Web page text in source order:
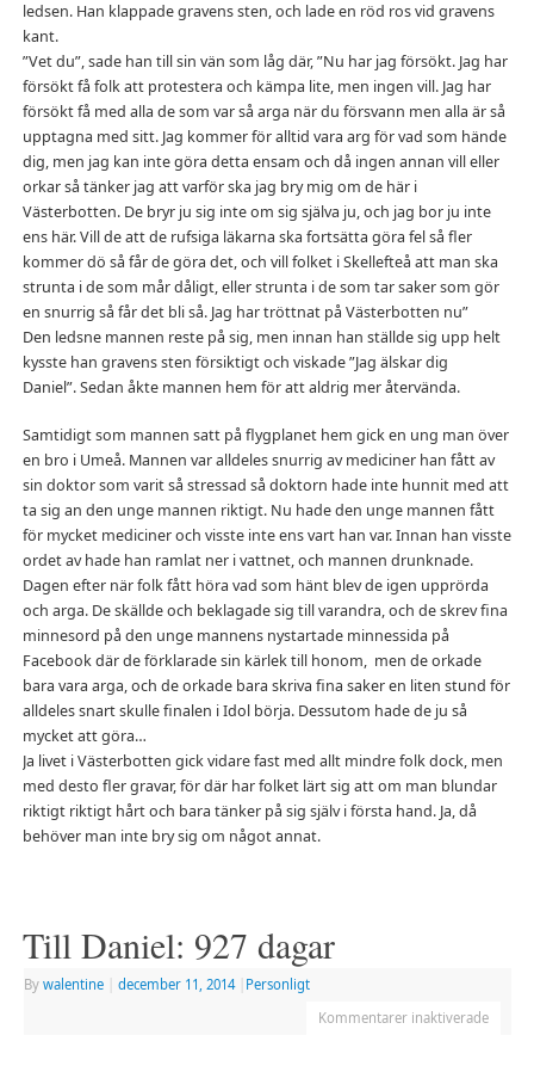
ledsen. Han klappade gravens sten, och lade en röd ros vid gravens
kant.
”Vet du”, sade han till sin vän som låg där, ”Nu har jag försökt. Jag har
försökt få folk att protestera och kämpa lite, men ingen vill. Jag har
försökt få med alla de som var så arga när du försvann men alla är så
upptagna med sitt. Jag kommer för alltid vara arg för vad som hände
dig, men jag kan inte göra detta ensam och då ingen annan vill eller
orkar så tänker jag att varför ska jag bry mig om de här i
Västerbotten. De bryr ju sig inte om sig själva ju, och jag bor ju inte
ens här. Vill de att de rufsiga läkarna ska fortsätta göra fel så fler
kommer dö så får de göra det, och vill folket i Skellefteå att man ska
strunta i de som mår dåligt, eller strunta i de som tar saker som gör
en snurrig så får det bli så. Jag har tröttnat på Västerbotten nu”
Den ledsne mannen reste på sig, men innan han ställde sig upp helt
kysste han gravens sten försiktigt och viskade ”Jag älskar dig
Daniel”. Sedan åkte mannen hem för att aldrig mer återvända.
Samtidigt som mannen satt på flygplanet hem gick en ung man över
en bro i Umeå. Mannen var alldeles snurrig av mediciner han fått av
sin doktor som varit så stressad så doktorn hade inte hunnit med att
ta sig an den unge mannen riktigt. Nu hade den unge mannen fått
för mycket mediciner och visste inte ens vart han var. Innan han visste
ordet av hade han ramlat ner i vattnet, och mannen drunknade.
Dagen efter när folk fått höra vad som hänt blev de igen upprörda
och arga. De skällde och beklagade sig till varandra, och de skrev fina
minnesord på den unge mannens nystartade minnessida på
Facebook där de förklarade sin kärlek till honom, men de orkade
bara vara arga, och de orkade bara skriva fina saker en liten stund för
alldeles snart skulle finalen i Idol börja. Dessutom hade de ju så
mycket att göra…
Ja livet i Västerbotten gick vidare fast med allt mindre folk dock, men
med desto fler gravar, för där har folket lärt sig att om man blundar
riktigt riktigt hårt och bara tänker på sig själv i första hand. Ja, då
behöver man inte bry sig om något annat.
Till Daniel: 927 dagar
By walentine december 11, 2014
Personligt
Kommentarer inaktiverade